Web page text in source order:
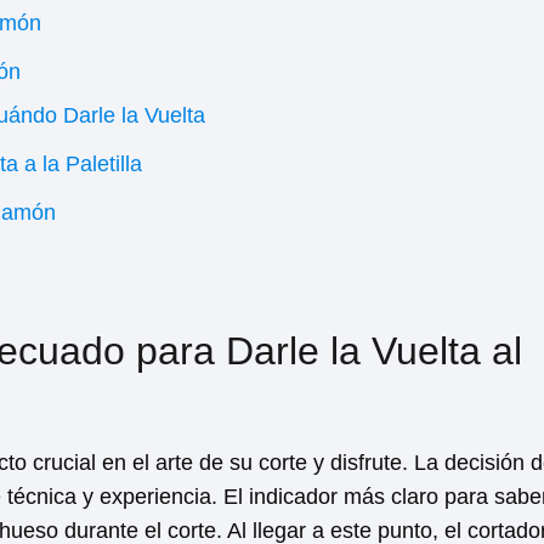
Darle la Vuelta
a la Paletilla
para Darle la Vuelta al
crucial en el arte de su corte y disfrute. La decisión
y experiencia. El indicador más claro para
durante el corte. Al llegar a este punto, el